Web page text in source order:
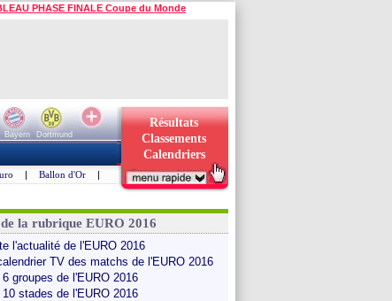
PHASE FINALE Coupe du Monde
Bayern
Dortmund
Résultats
Classements
Calendriers
| Ballon d'Or |
la rubrique EURO 2016
l'actualité de l'EURO 2016
TV des matchs de l'EURO 2016
6 groupes de l'EURO 2016
10 stades de l'EURO 2016